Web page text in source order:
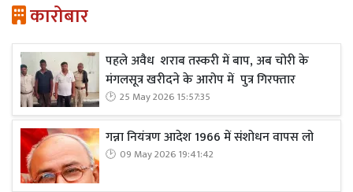
कारोबार
पहले अवैध शराब तस्करी में बाप, अब चोरी के
मंगलसूत्र खरीदने के आरोप में पुत्र गिरफ्तार
25 May 2026 15:57:35
गन्ना नियंत्रण आदेश 1966 में संशोधन वापस लो
09 May 2026 19:41:42